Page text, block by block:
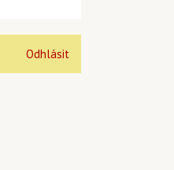
Odhlásit